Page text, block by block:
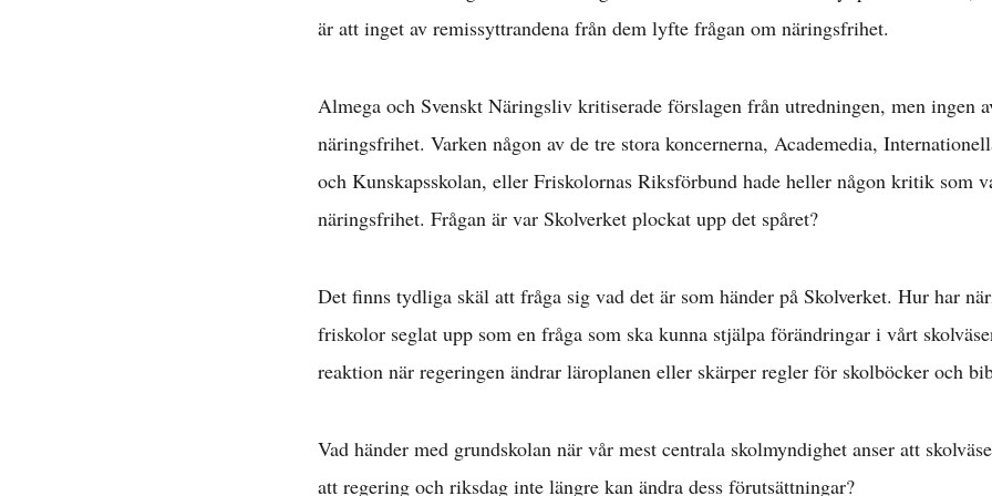
är att inget av remissyttrandena från dem lyfte frågan om näringsfrihet.
Almega och Svenskt Näringsliv kritiserade förslagen från utredningen, men ingen
näringsfrihet. Varken någon av de tre stora koncernerna, Academedia,
och Kunskapsskolan, eller Friskolornas Riksförbund hade heller någon kritik som
näringsfrihet. Frågan är var Skolverket plockat upp det spåret?
Det finns tydliga skäl att fråga sig vad det är som händer på Skolverket. Hur har
friskolor seglat upp som en fråga som ska kunna stjälpa förändringar i vårt
reaktion när regeringen ändrar läroplanen eller skärper regler för skolböcker och
Vad händer med grundskolan när vår mest centrala skolmyndighet anser att
att regering och riksdag inte längre kan ändra dess förutsättningar?